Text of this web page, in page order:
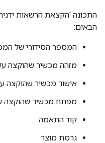
התכונה 'הקצאת הרשאות
הבאים:
המספר הסידורי של
מזהה מכשיר שהוקצה על
אישור מכשיר שהוקצה
מפתח מכשיר שהוקצה
קוד התאמה
גרסת מוצר